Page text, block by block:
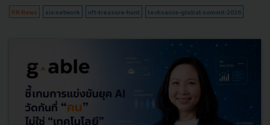
PR News six-network nft-treasure-hunt techsauce-global-summit-2026